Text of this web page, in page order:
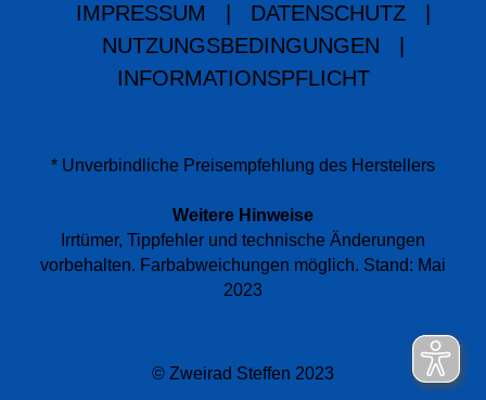
IMPRESSUM DATENSCHUTZ
NUTZUNGSBEDINGUNGEN
INFORMATIONSPFLICHT
* Unverbindliche Preisempfehlung des Herstellers
Weitere Hinweise
Irrtümer, Tippfehler und technische Änderungen
vorbehalten. Farbabweichungen möglich. Stand: Mai
2023
© Zweirad Steffen 2023